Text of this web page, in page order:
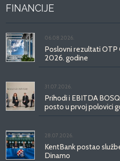
FINANCIJE
06.08.2026.
Poslovni rezultati
2026. godine
31.07.2026.
Prihodi i EBITDA
posto u prvoj polovici
28.07.2026.
KentBank postao
Dinamo